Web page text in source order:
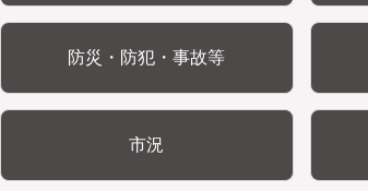
防災・防犯・事故等
市況